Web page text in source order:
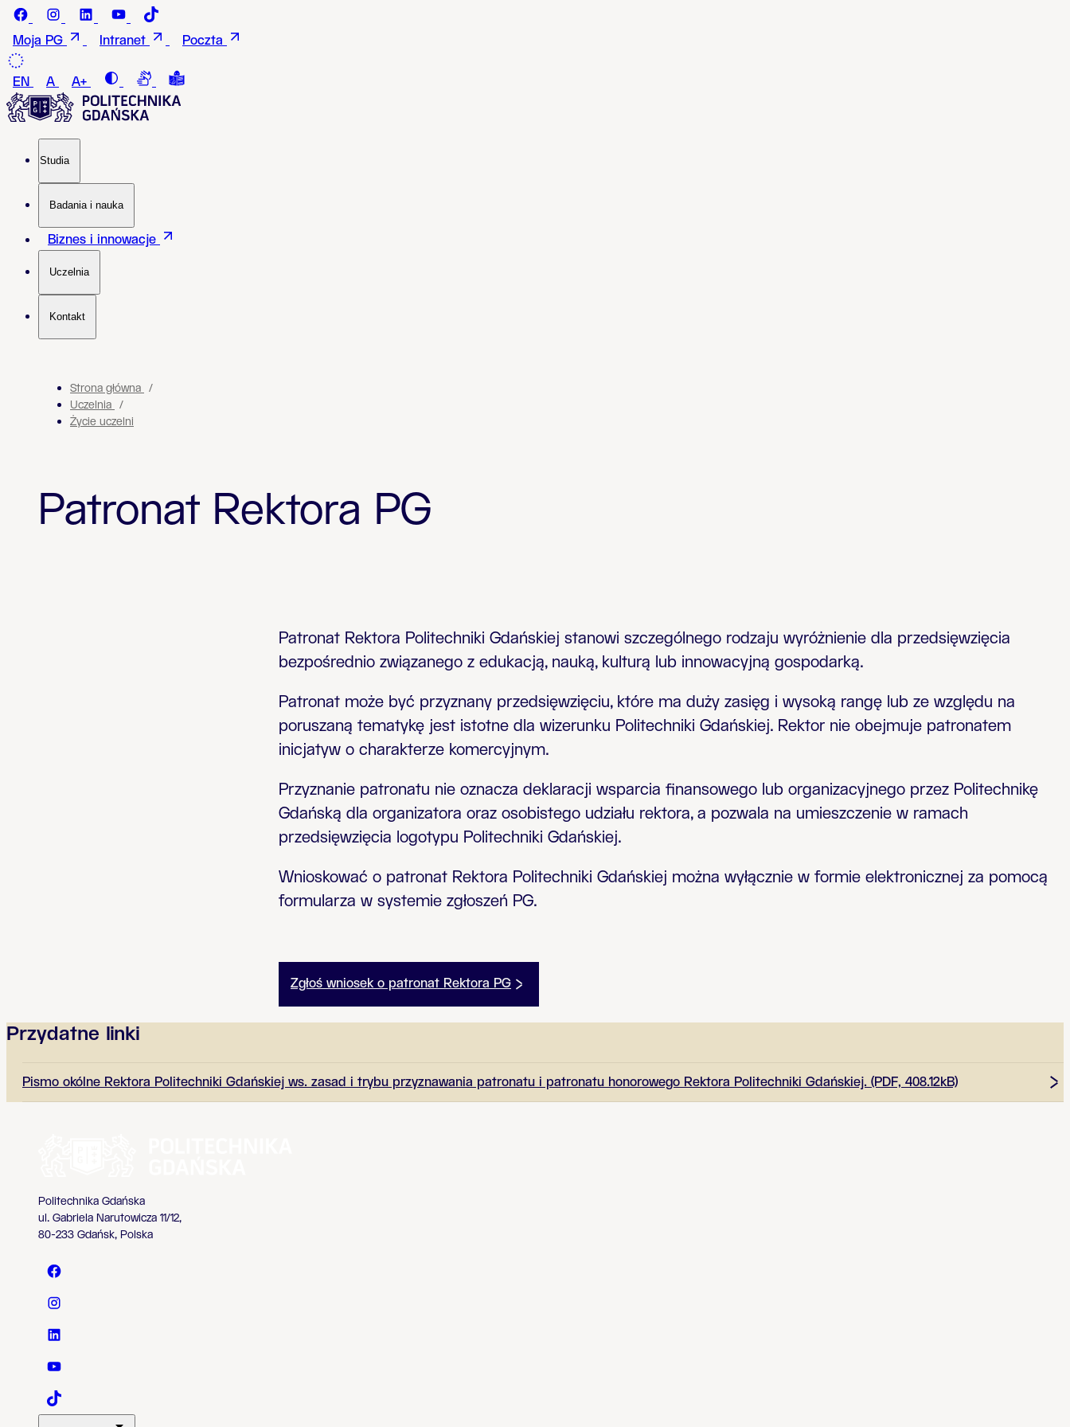
Przejdź do treści
Facebook - Politechnika Gdańska
instagram - Politechnika Gdańska
LinkedIn - Politechnika Gdańska
Youtube - Politechnika Gdańska
Moja PG
Intranet Poczta
EN A A+ ContrastConnection with a sign language interpreter
Tekst łatwy do czytania i rozumienia (ETR)
Studia
Badania i nauka
Biznes i innowacje
Uczelnia
Kontakt
Strona główna
Uczelnia
Życie uczelni
Patronat Rektora PG
Patronat Rektora Politechniki Gdańskiej stanowi szczególnego rodzaju wyróżnienie dla przedsięwzięcia
bezpośrednio związanego z edukacją, nauką, kulturą lub innowacyjną gospodarką.
Patronat może być przyznany przedsięwzięciu, które ma duży zasięg i wysoką rangę lub ze względu na
poruszaną tematykę jest istotne dla wizerunku Politechniki Gdańskiej. Rektor nie obejmuje patronatem
inicjatyw o charakterze komercyjnym.
Przyznanie patronatu nie oznacza deklaracji wsparcia finansowego lub organizacyjnego przez Politechnikę
Gdańską dla organizatora oraz osobistego udziału rektora, a pozwala na umieszczenie w ramach
przedsięwzięcia logotypu Politechniki Gdańskiej.
Wnioskować o patronat Rektora Politechniki Gdańskiej można wyłącznie w formie elektronicznej za pomocą
formularza w systemie zgłoszeń PG.
Zgłoś wniosek o patronat Rektora PG
Przydatne linki
Pismo okólne Rektora Politechniki Gdańskiej ws. zasad i trybu przyznawania patronatu i patronatu honorowego Rektora Politechniki Gdańskiej. (PDF, 408.12kB)
Politechnika Gdańska
ul. Gabriela Narutowicza 11/12,
80-233 Gdańsk, Polska
Politechnika Gdańska - Facebook
Politechnika Gdańska - Instagram
Politechnika Gdańska - LinkedIn
Politechnika Gdańska - YouTube
Politechnika Gdańska - TaikTok